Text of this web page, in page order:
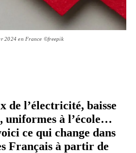
2024 en France ©freepik
de l’électricité, baisse
uniformes à l’école…
ce qui change dans
Français à partir de